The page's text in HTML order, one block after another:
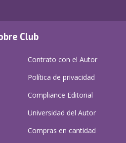
Club
Contrato con el Autor
Política de privacidad
Compliance Editorial
Universidad del Autor
Compras en cantidad